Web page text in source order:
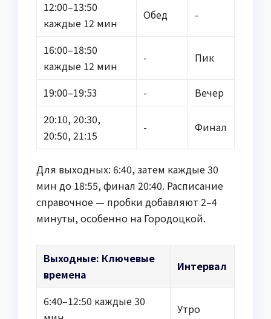
12:00–13:50
каждые 12 мин
Обед -
16:00–18:50
каждые 12 мин
- Пик
19:00–19:53 -
Вечер
20:10, 20:30,
20:50, 21:15
- Финал
Для выходных: 6:40, затем каждые 30
мин до 18:55, финал 20:40. Расписание
справочное — пробки добавляют 2–4
минуты, особенно на Городоцкой.
Выходные: Ключевые
времена
Интервал
6:40–12:50 каждые 30
Утро